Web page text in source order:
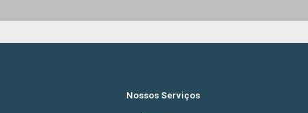
Nossos Serviços